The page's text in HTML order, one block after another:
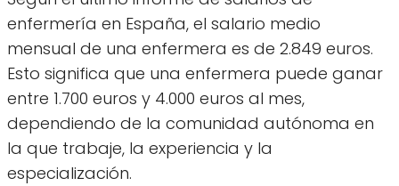
enfermería en España, el salario medio
mensual de una enfermera es de 2.849 euros.
Esto significa que una enfermera puede ganar
entre 1.700 euros y 4.000 euros al mes,
dependiendo de la comunidad autónoma en
la que trabaje, la experiencia y la
especialización.